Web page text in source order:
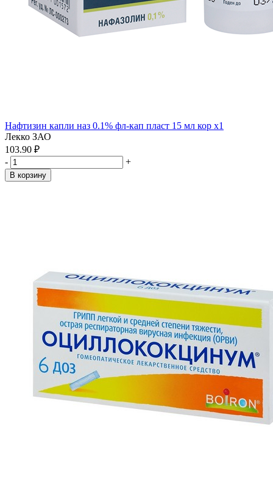
Нафтизин капли наз 0.1% фл-кап пласт 15 мл кор x1
Лекко ЗАО
103.90 ₽
-
+
В корзину